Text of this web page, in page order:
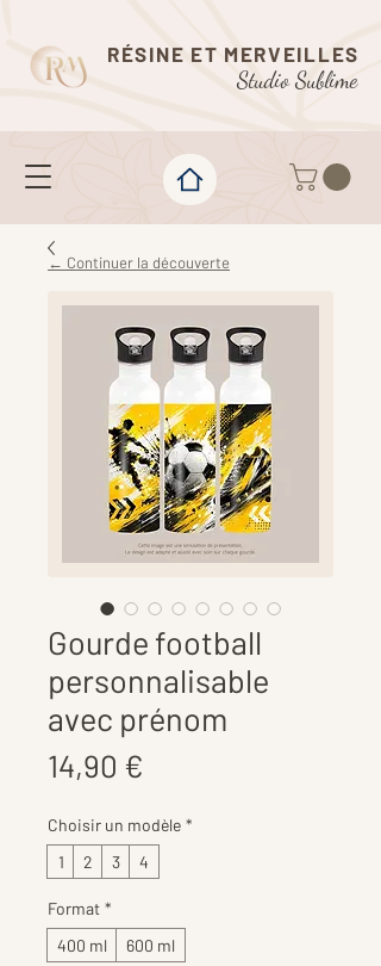
RÉSINE ET MERVEILLES
Studio Sublime
Gourde football
personnalisable
avec prénom
14,90 €
Choisir un modèle *
1
2 3 4
Format *
400 ml
600 ml
← Continuer la découverte